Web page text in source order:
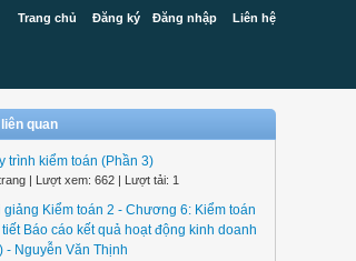
Trang chủ Đăng ký Đăng nhập Liên hệ
quan
trình kiểm toán (Phần 3)
| Lượt xem: 662 | Lượt tải: 1
giảng Kiểm toán 2 - Chương 6: Kiểm toán
Báo cáo kết quả hoạt động kinh doanh
- Nguyễn Văn Thịnh